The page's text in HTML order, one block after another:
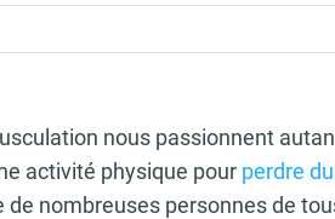
nous passionnent
activité physique pour perdre
de nombreuses personnes de